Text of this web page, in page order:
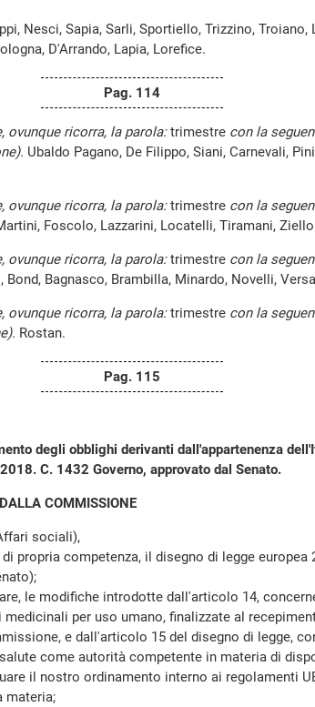
Nesci, Sapia, Sarli, Sportiello, Trizzino, Troiano,
D'Arrando, Lapia, Lorefice.
Pag. 114
ovunque ricorra, la parola:trimestre con la
Ubaldo Pagano, De Filippo, Siani, Carnevali,
ovunque ricorra, la parola:trimestre con la
Foscolo, Lazzarini, Locatelli, Tiramani,
ovunque ricorra, la parola:trimestre con la
Bond, Bagnasco, Brambilla, Minardo, Novelli,
ovunque ricorra, la parola:trimestre con la
Rostan.
Pag. 115
degli obblighi derivanti dall'appartenenza
C. 1432 Governo, approvato dal Senato.
COMMISSIONE
sociali),
propria competenza, il disegno di legge europea
le modifiche introdotte dall'articolo 14,
per uso umano, finalizzate al
e dall'articolo 15 del disegno di legge,
come autorità competente in materia di
il nostro ordinamento interno ai regolamenti
materia;